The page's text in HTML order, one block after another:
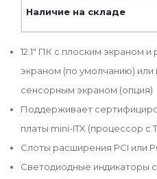
12.1" ПК с плоским экраном
экраном (по умолчанию)
сенсорным экраном (опция)
Поддерживает
платы mini-ITX (процессор с
Слоты расширения PCI или
Светодиодные индикаторы